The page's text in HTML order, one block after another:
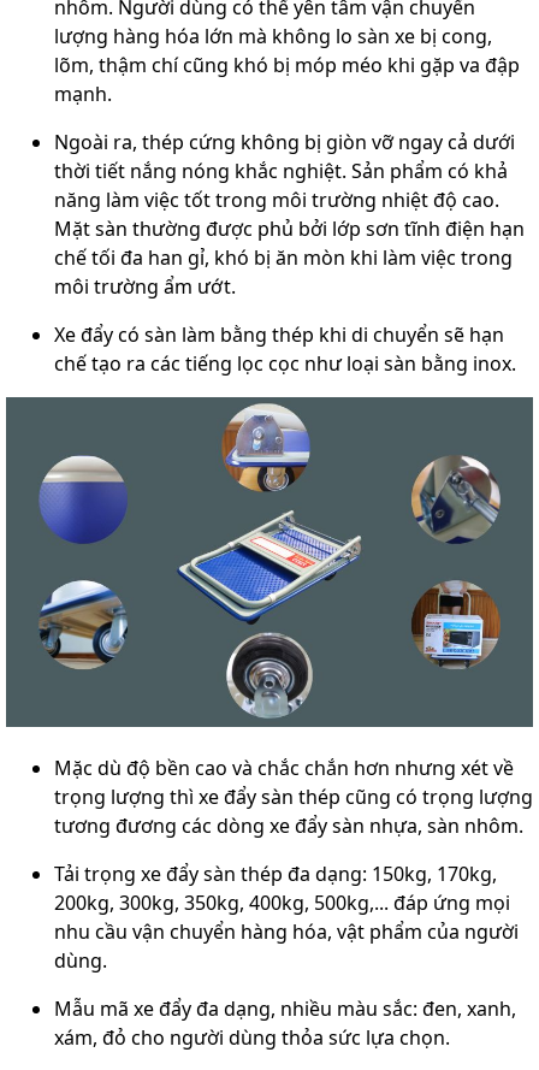
nhôm. Người dùng có thể yên tâm vận chuyển
lượng hàng hóa lớn mà không lo sàn xe bị cong,
lõm, thậm chí cũng khó bị móp méo khi gặp va đập
mạnh.
Ngoài ra, thép cứng không bị giòn vỡ ngay cả dưới
thời tiết nắng nóng khắc nghiệt. Sản phẩm có khả
năng làm việc tốt trong môi trường nhiệt độ cao.
Mặt sàn thường được phủ bởi lớp sơn tĩnh điện hạn
chế tối đa han gỉ, khó bị ăn mòn khi làm việc trong
môi trường ẩm ướt.
Xe đẩy có sàn làm bằng thép khi di chuyển sẽ hạn
chế tạo ra các tiếng lọc cọc như loại sàn bằng inox.
Mặc dù độ bền cao và chắc chắn hơn nhưng xét về
trọng lượng thì xe đẩy sàn thép cũng có trọng lượng
tương đương các dòng xe đẩy sàn nhựa, sàn nhôm.
Tải trọng xe đẩy sàn thép đa dạng: 150kg, 170kg,
200kg, 300kg, 350kg, 400kg, 500kg,... đáp ứng mọi
nhu cầu vận chuyển hàng hóa, vật phẩm của người
dùng.
Mẫu mã xe đẩy đa dạng, nhiều màu sắc: đen, xanh,
xám, đỏ cho người dùng thỏa sức lựa chọn.